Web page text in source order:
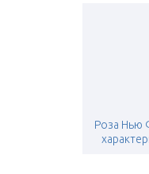
Роза Нью